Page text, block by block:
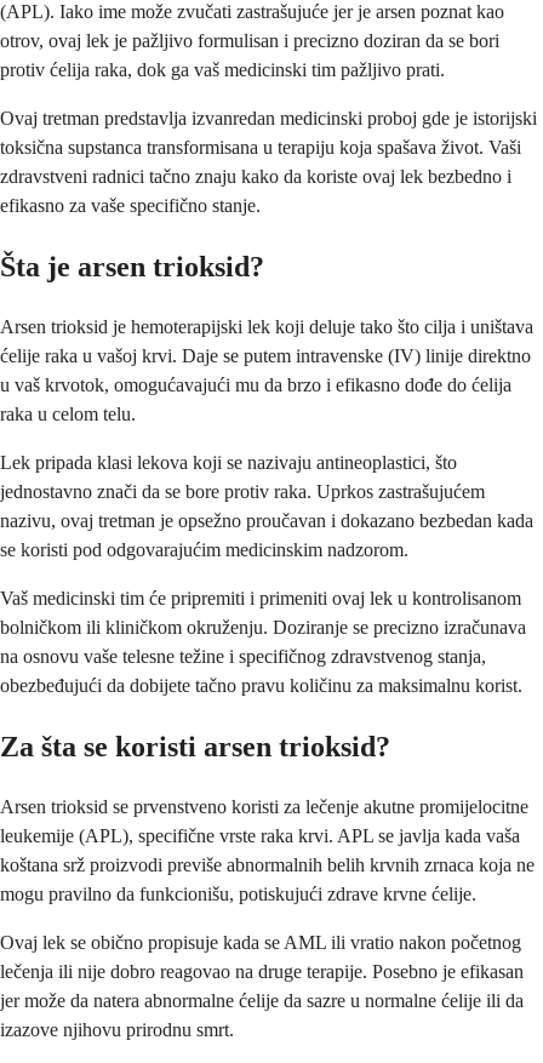
(APL). Iako ime može zvučati zastrašujuće jer je arsen poznat kao
otrov, ovaj lek je pažljivo formulisan i precizno doziran da se bori
protiv ćelija raka, dok ga vaš medicinski tim pažljivo prati.
Ovaj tretman predstavlja izvanredan medicinski proboj gde je istorijski
toksična supstanca transformisana u terapiju koja spašava život. Vaši
zdravstveni radnici tačno znaju kako da koriste ovaj lek bezbedno i
efikasno za vaše specifično stanje.
Šta je arsen trioksid?
Arsen trioksid je hemoterapijski lek koji deluje tako što cilja i uništava
ćelije raka u vašoj krvi. Daje se putem intravenske (IV) linije direktno
u vaš krvotok, omogućavajući mu da brzo i efikasno dođe do ćelija
raka u celom telu.
Lek pripada klasi lekova koji se nazivaju antineoplastici, što
jednostavno znači da se bore protiv raka. Uprkos zastrašujućem
nazivu, ovaj tretman je opsežno proučavan i dokazano bezbedan kada
se koristi pod odgovarajućim medicinskim nadzorom.
Vaš medicinski tim će pripremiti i primeniti ovaj lek u kontrolisanom
bolničkom ili kliničkom okruženju. Doziranje se precizno izračunava
na osnovu vaše telesne težine i specifičnog zdravstvenog stanja,
obezbeđujući da dobijete tačno pravu količinu za maksimalnu korist.
Za šta se koristi arsen trioksid?
Arsen trioksid se prvenstveno koristi za lečenje akutne promijelocitne
leukemije (APL), specifične vrste raka krvi. APL se javlja kada vaša
koštana srž proizvodi previše abnormalnih belih krvnih zrnaca koja ne
mogu pravilno da funkcionišu, potiskujući zdrave krvne ćelije.
Ovaj lek se obično propisuje kada se AML ili vratio nakon početnog
lečenja ili nije dobro reagovao na druge terapije. Posebno je efikasan
jer može da natera abnormalne ćelije da sazre u normalne ćelije ili da
izazove njihovu prirodnu smrt.